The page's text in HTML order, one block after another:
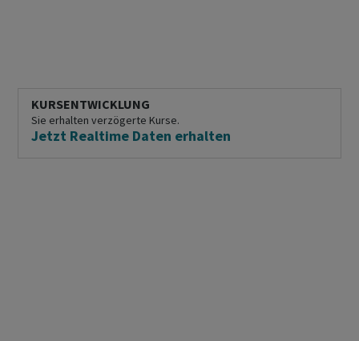
KURSENTWICKLUNG
Sie erhalten verzögerte Kurse.
Jetzt Realtime Daten erhalten